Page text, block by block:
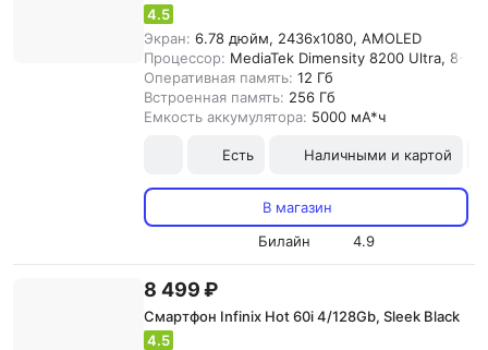
4.5
Экран: 6.78 дюйм, 2436x1080, AMOLED
Процессор: MediaTek Dimensity 8200 Ultra, 8-
Оперативная память: 12 Гб
Встроенная память: 256 Гб
Емкость аккумулятора: 5000 мА*ч
Есть Наличными и картой
В магазин
Билайн
4.9
8 499 ₽
Смартфон Infinix Hot 60i 4/128Gb, Sleek Black
4.5